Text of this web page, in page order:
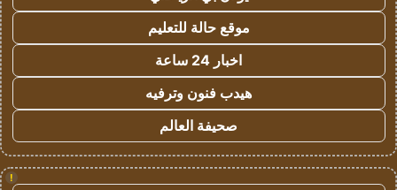
موقع حالة للتعليم
اخبار 24 ساعة
هيدب فنون وترفيه
صحيفة العالم
!